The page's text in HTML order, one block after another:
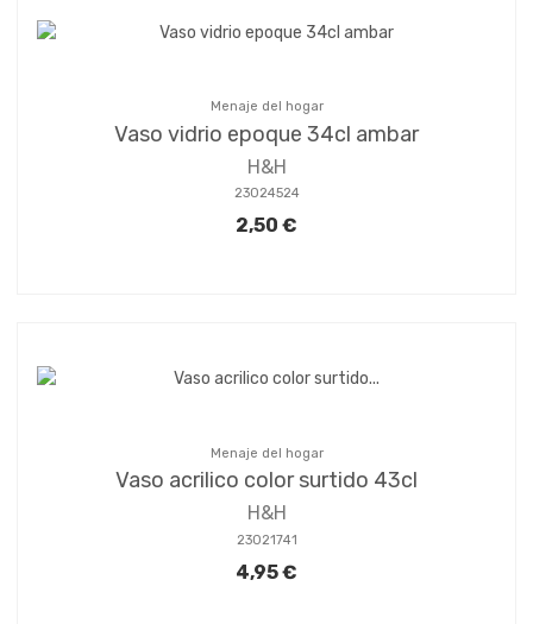
Menaje del hogar
Vaso vidrio epoque 34cl ambar
H&H
23024524
2,50 €
Menaje del hogar
Vaso acrilico color surtido 43cl
H&H
23021741
4,95 €